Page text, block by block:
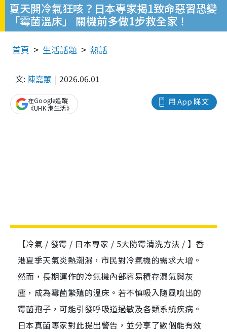
夏天開冷氣狂咳？日本專家揭1致命惡習恐變
「霉菌溫床」 關機前多做1步救全家！
首頁 生活話題 熱話
文: 陳嘉蕙 2026.06.01
用 App 睇文
在Google追蹤
《UHK 港生活》
【冷氣 / 發霉 / 日本專家 / 5大防霉清洗方法 / 】香
港夏季天氣炎熱潮濕，市民對冷氣機的需求大增。
然而，長期運作的冷氣機內部容易積存濕氣與灰
塵，成為霉菌繁殖的溫床。若不慎吸入隨風噴出的
霉菌孢子，可能引發呼吸道過敏及各類系統疾病。
日本真菌專家對此提出警告，並分享了數個能有效